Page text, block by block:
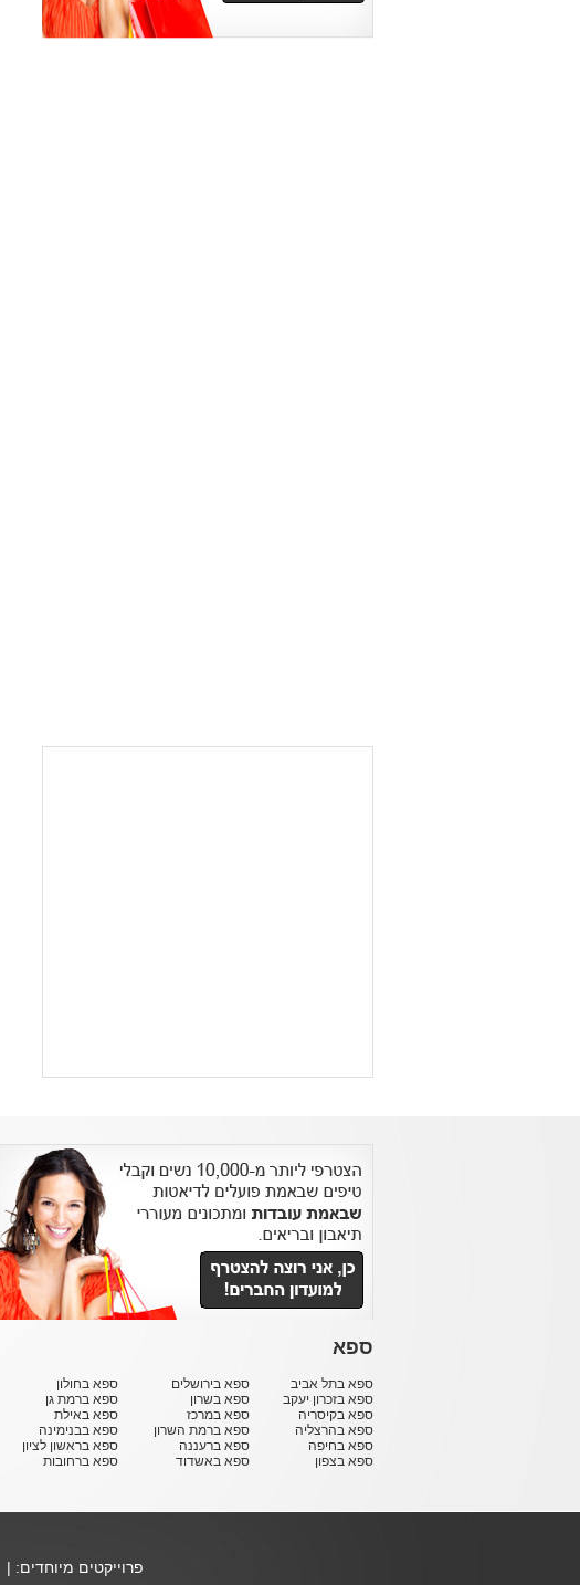
ספא
ספא בתל אביב
ספא בזכרון יעקב
ספא בקיסריה
ספא בהרצליה
ספא בחיפה
ספא בצפון
ספא בירושלים
ספא בשרון
ספא במרכז
ספא ברמת השרון
ספא ברעננה
ספא באשדוד
ספא בחולון
ספא ברמת גן
ספא באילת
ספא בבנימינה
ספא בראשון לציון
ספא ברחובות
פרוייקטים מיוחדים: |